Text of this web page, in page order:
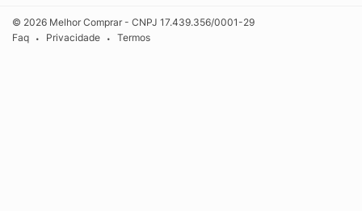
© 2026 Melhor Comprar - CNPJ 17.439.356/0001-29
Faq
• Privacidade • Termos